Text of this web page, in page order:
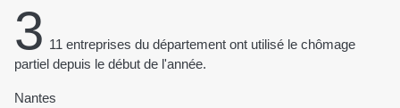
3 11 entreprises du département ont utilisé le chômage
partiel depuis le début de l'année.
Nantes